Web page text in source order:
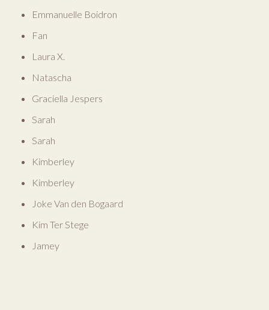
Emmanuelle Boidron
Fan
Laura X.
Natascha
Graciella Jespers
Sarah
Sarah
Kimberley
Kimberley
Joke Van den Bogaard
Kim Ter Stege
Jamey